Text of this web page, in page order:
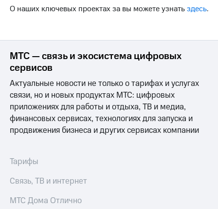
"МТС"
акционера
Акционерный
капитал
Контроль
и
аудит
Рынок
акций
акций
Рынок
О наших ключевых проектах за вы можете узнатьздесь.
МТС — связь и экосистема цифровых
сервисов
Актуальные новости не только о тарифах и услугах
связи, но и новых продуктах МТС: цифровых
приложениях для работы и отдыха, ТВ и медиа,
финансовых сервисах, технологиях для запуска и
продвижения бизнеса и других сервисах компании
Тарифы
Связь, ТВ и интернет
МТС Дома Отлично